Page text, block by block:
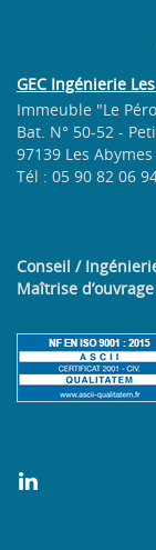
GEC Ingénierie
Immeuble "Le
Bat. N° 50-52 -
97139 Les
Tél : 05 90 82 06
Conseil /
Maîtrise